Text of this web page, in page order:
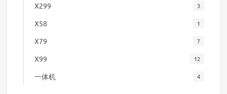
X299 3
X58 1
X79 7
X99 12
一体机 4